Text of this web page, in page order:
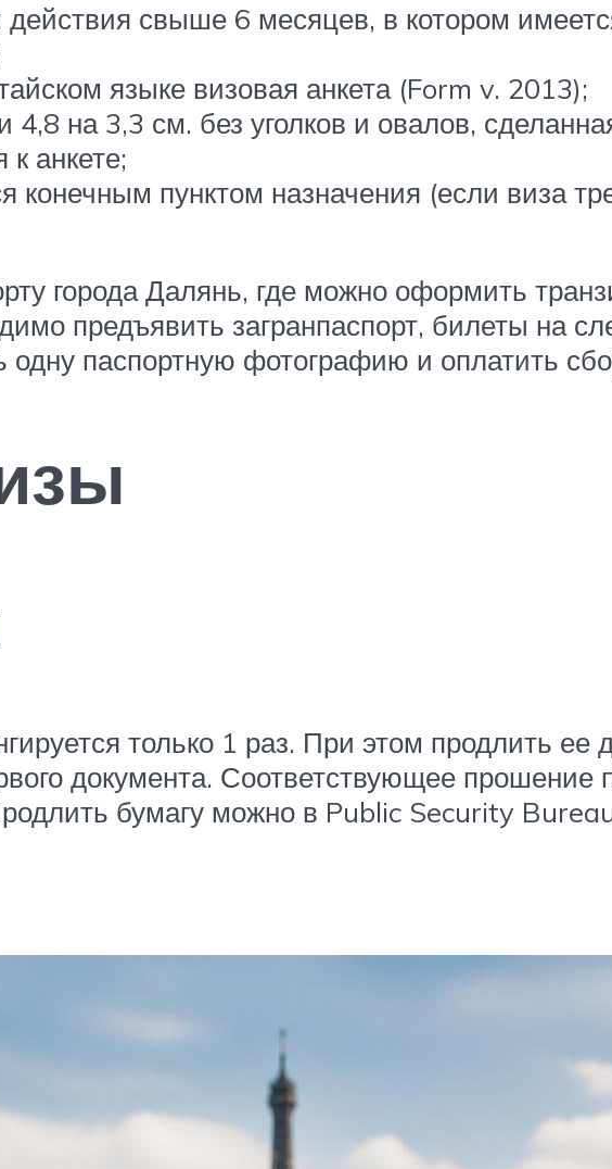
действия свыше 6 месяцев, в котором
языке визовая анкета (Form v. 2013);
на 3,3 см. без уголков и овалов,
анкете;
пунктом назначения (если виза
города Далянь, где можно оформить
предъявить загранпаспорт, билеты на
одну паспортную фотографию и оплатить
только 1 раз. При этом продлить ее
документа. Соответствующее прошение
бумагу можно в Public Security